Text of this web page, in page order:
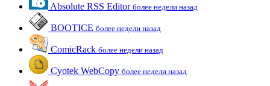
Absolute RSS Editor более недели назад
BOOTICE более недели назад
ComicRack более недели назад
Cyotek WebCopy более недели назад